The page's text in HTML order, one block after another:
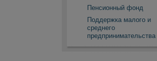
Пенсионный фонд
Поддержка малого и
среднего
предпринимательства